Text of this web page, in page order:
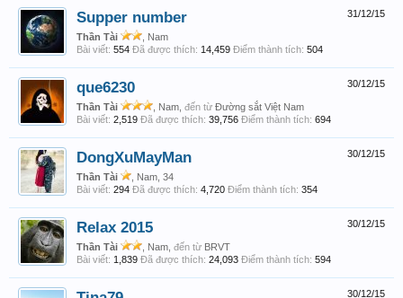
31/12/15
Supper number
Thần Tài
, Nam
Bài viết: 554 Đã được thích: 14,459 Điểm thành tích: 504
30/12/15
que6230
Thần Tài , Nam, đến từ Đường sắt Việt Nam
Bài viết: 2,519 Đã được thích: 39,756 Điểm thành tích: 694
30/12/15
DongXuMayMan
Thần Tài
, Nam, 34
Bài viết: 294 Đã được thích: 4,720 Điểm thành tích: 354
30/12/15
Relax 2015
Thần Tài , Nam, đến từ BRVT
Bài viết: 1,839 Đã được thích: 24,093 Điểm thành tích: 594
30/12/15